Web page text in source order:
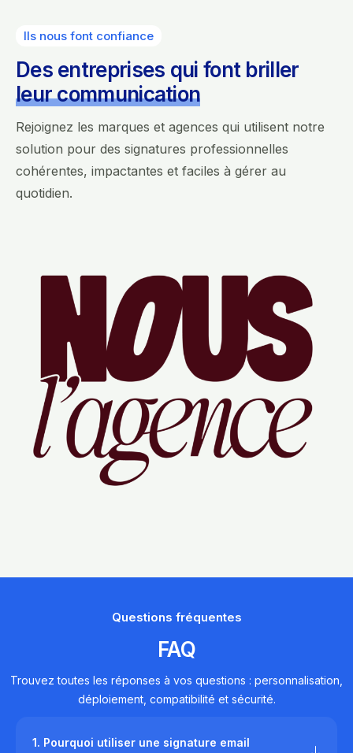
Ils nous font confiance
Des entreprises qui font briller
leur communication
Rejoignez les marques et agences qui utilisent notre
solution pour des signatures professionnelles
cohérentes, impactantes et faciles à gérer au
quotidien.
Questions fréquentes
FAQ
Trouvez toutes les réponses à vos questions : personnalisation,
déploiement, compatibilité et sécurité.
1. Pourquoi utiliser une signature email